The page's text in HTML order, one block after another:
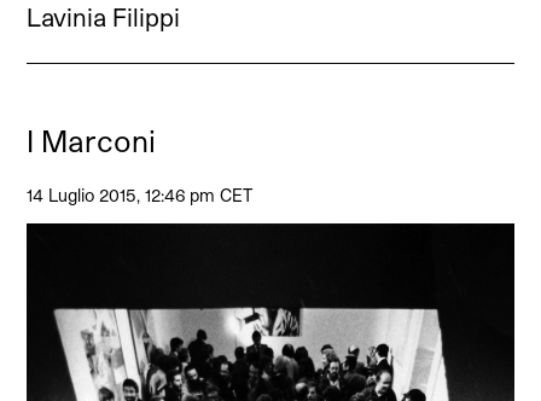
Lavinia Filippi
I Marconi
14 Luglio 2015, 12:46 pm CET